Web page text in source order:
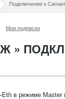
Мои подписки
»
в режиме Master